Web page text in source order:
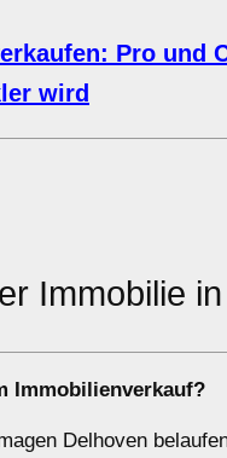
Pro und
wird
Immobilie
Immobilienverkauf?
Delhoven